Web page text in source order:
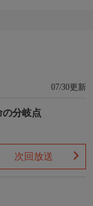
07/30更新
の分岐点
次回放送